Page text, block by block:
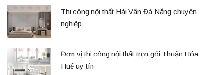
Thi công nội thất Hải Vân Đà Nẵng chuyên
nghiệp
Đơn vị thi công nội thất trọn gói Thuận Hóa
Huế uy tín